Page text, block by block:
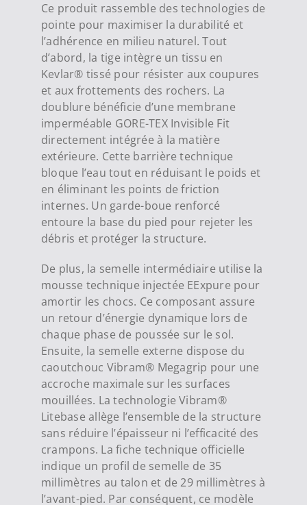
Ce produit rassemble des technologies de
pointe pour maximiser la durabilité et
l’adhérence en milieu naturel. Tout
d’abord, la tige intègre un tissu en
Kevlar® tissé pour résister aux coupures
et aux frottements des rochers. La
doublure bénéficie d’une membrane
imperméable GORE-TEX Invisible Fit
directement intégrée à la matière
extérieure. Cette barrière technique
bloque l’eau tout en réduisant le poids et
en éliminant les points de friction
internes. Un garde-boue renforcé
entoure la base du pied pour rejeter les
débris et protéger la structure.
De plus, la semelle intermédiaire utilise la
mousse technique injectée EExpure pour
amortir les chocs. Ce composant assure
un retour d’énergie dynamique lors de
chaque phase de poussée sur le sol.
Ensuite, la semelle externe dispose du
caoutchouc Vibram® Megagrip pour une
accroche maximale sur les surfaces
mouillées. La technologie Vibram®
Litebase allège l’ensemble de la structure
sans réduire l’épaisseur ni l’efficacité des
crampons. La fiche technique officielle
indique un profil de semelle de 35
millimètres au talon et de 29 millimètres à
l’avant-pied. Par conséquent, ce modèle